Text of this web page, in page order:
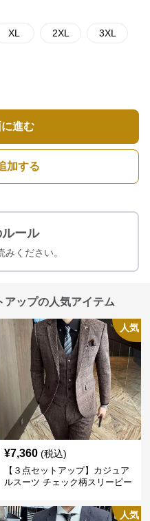
XL 2XL 3XL
進む
加する
ール
ください。
アップの人気アイテム
人気
¥7,360 (税込)
【３点セットアップ】カジュア
ルスーツ チェック柄スリーピー
人気